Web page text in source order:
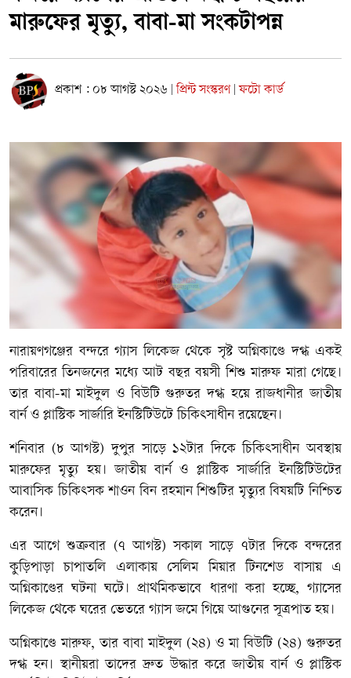
মারুফের মৃত্যু, বাবা-মা সংকটাপন্ন
প্রকাশ : ০৮ আগস্ট ২০২৬ প্রিন্ট সংস্করণ ফটো কার্ড
নারায়ণগঞ্জের বন্দরে গ্যাস লিকেজ থেকে সৃষ্ট অগ্নিকাণ্ডে দগ্ধ একই
পরিবারের তিনজনের মধ্যে আট বছর বয়সী শিশু মারুফ মারা গেছে।
তার বাবা-মা মাইদুল ও বিউটি গুরুতর দগ্ধ হয়ে রাজধানীর জাতীয়
বার্ন ও প্লাস্টিক সার্জারি ইনস্টিটিউটে চিকিৎসাধীন রয়েছেন।
শনিবার (৮ আগস্ট) দুপুর সাড়ে ১২টার দিকে চিকিৎসাধীন অবস্থায়
মারুফের মৃত্যু হয়। জাতীয় বার্ন ও প্লাস্টিক সার্জারি ইনস্টিটিউটের
আবাসিক চিকিৎসক শাওন বিন রহমান শিশুটির মৃত্যুর বিষয়টি নিশ্চিত
করেন।
এর আগে শুক্রবার (৭ আগস্ট) সকাল সাড়ে ৭টার দিকে বন্দরের
কুড়িপাড়া চাপাতলি এলাকায় সেলিম মিয়ার টিনশেড বাসায় এ
অগ্নিকাণ্ডের ঘটনা ঘটে। প্রাথমিকভাবে ধারণা করা হচ্ছে, গ্যাসের
লিকেজ থেকে ঘরের ভেতরে গ্যাস জমে গিয়ে আগুনের সূত্রপাত হয়।
অগ্নিকাণ্ডে মারুফ, তার বাবা মাইদুল (২৪) ও মা বিউটি (২৪) গুরুতর
দগ্ধ হন। স্থানীয়রা তাদের দ্রুত উদ্ধার করে জাতীয় বার্ন ও প্লাস্টিক